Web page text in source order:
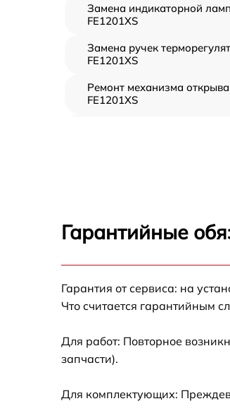
Замена индикаторной
FE1201XS
Замена ручек
FE1201XS
Ремонт механизма
FE1201XS
Замена термодатчика
Гарантийные
Гарантия от сервиса: на
Что считается гарантийным
Для работ: Повторное
запчасти).
Для комплектующих: